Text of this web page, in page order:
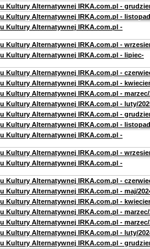
Kultury Alternatywnej IRKA.com.pl -
Kultury Alternatywnej IRKA.com.pl -
Kultury Alternatywnej IRKA.com.pl -
Kultury Alternatywnej IRKA.com.pl -
Kultury Alternatywnej IRKA.com.pl - lipiec-
Kultury Alternatywnej IRKA.com.pl -
Kultury Alternatywnej IRKA.com.pl -
Kultury Alternatywnej IRKA.com.pl - marzec/
Kultury Alternatywnej IRKA.com.pl - luty/
Kultury Alternatywnej IRKA.com.pl -
Kultury Alternatywnej IRKA.com.pl -
Kultury Alternatywnej IRKA.com.pl -
Kultury Alternatywnej IRKA.com.pl -
Kultury Alternatywnej IRKA.com.pl -
Kultury Alternatywnej IRKA.com.pl -
Kultury Alternatywnej IRKA.com.pl - maj/
Kultury Alternatywnej IRKA.com.pl -
Kultury Alternatywnej IRKA.com.pl - marzec/
Kultury Alternatywnej IRKA.com.pl - marzec/
Kultury Alternatywnej IRKA.com.pl - luty/
Kultury Alternatywnej IRKA.com.pl -